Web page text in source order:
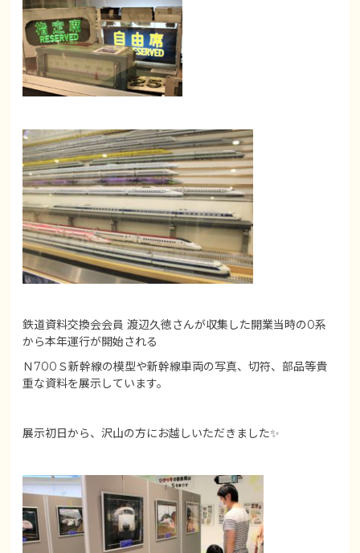
鉄道資料交換会会員 渡辺久徳さんが収集した開業当時の0系
から本年運行が開始される
Ｎ700Ｓ新幹線の模型や新幹線車両の写真、切符、部品等貴
重な資料を展示しています。
展示初日から、沢山の方にお越しいただきました✨